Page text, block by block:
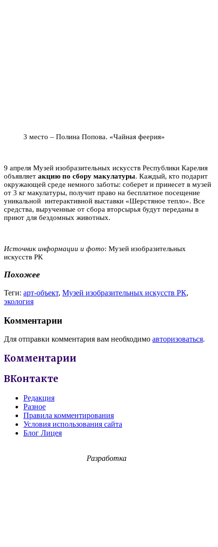
3 место – Полина Попова. «Чайная феерия»
9 апреля Музей изобразительных искусств Республики Карелия
объявляет акцию по сбору макулатуры. Каждый, кто подарит
окружающей среде немного заботы: соберет и принесет в музей
от 3 кг макулатуры, получит право на бесплатное посещение
уникальной интерактивной выставки «Шерстяное тепло». Все
средства, вырученные от сбора вторсырья будут переданы в
приют для бездомных животных.
Источник информации и фото: Музей изобразительных
искусств РК
Похожее
Теги: арт-объект, Музей изобразительных искусств РК,
экология
Комментарии
Для отправки комментария вам необходимо авторизоваться.
Комментарии
ВКонтакте
Редакция
Разное
Правила комментирования
Условия использования сайта
Блог Лицея
Разработка